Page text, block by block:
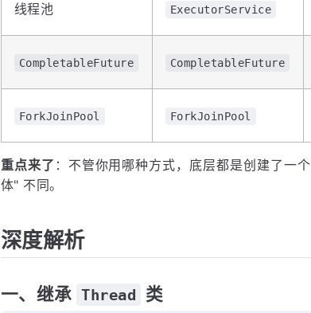
线程池 ExecutorService
CompletableFuture CompletableFuture
ForkJoinPool ForkJoinPool
重点来了 ：不管你用哪种方式，底层都是创建了一个
体" 不同。
深度解析
一、继承 Thread 类